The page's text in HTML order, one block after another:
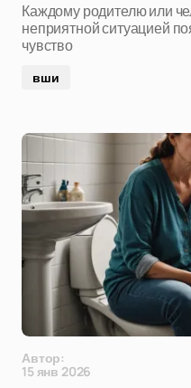
Каждому родителю или
неприятной ситуацией
чувство
вши
Автор:
15 янв 2026